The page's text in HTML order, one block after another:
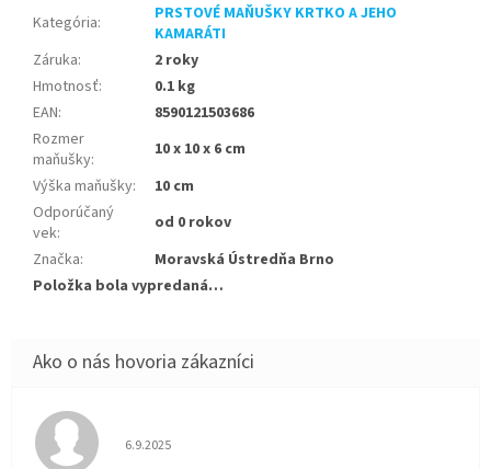
Kategória:
PRSTOVÉ MAŇUŠKY KRTKO A JEHO
KAMARÁTI
Záruka:
2 roky
Hmotnosť:
0.1 kg
EAN:
8590121503686
Rozmer
maňušky:
10 x 10 x 6 cm
Výška maňušky:
10 cm
Odporúčaný
vek:
od 0 rokov
Značka:
Moravská Ústredňa Brno
Položka bola vypredaná…
Hodnotenie obchodu je 5 z 5 hviezdičiek.
6.9.2025